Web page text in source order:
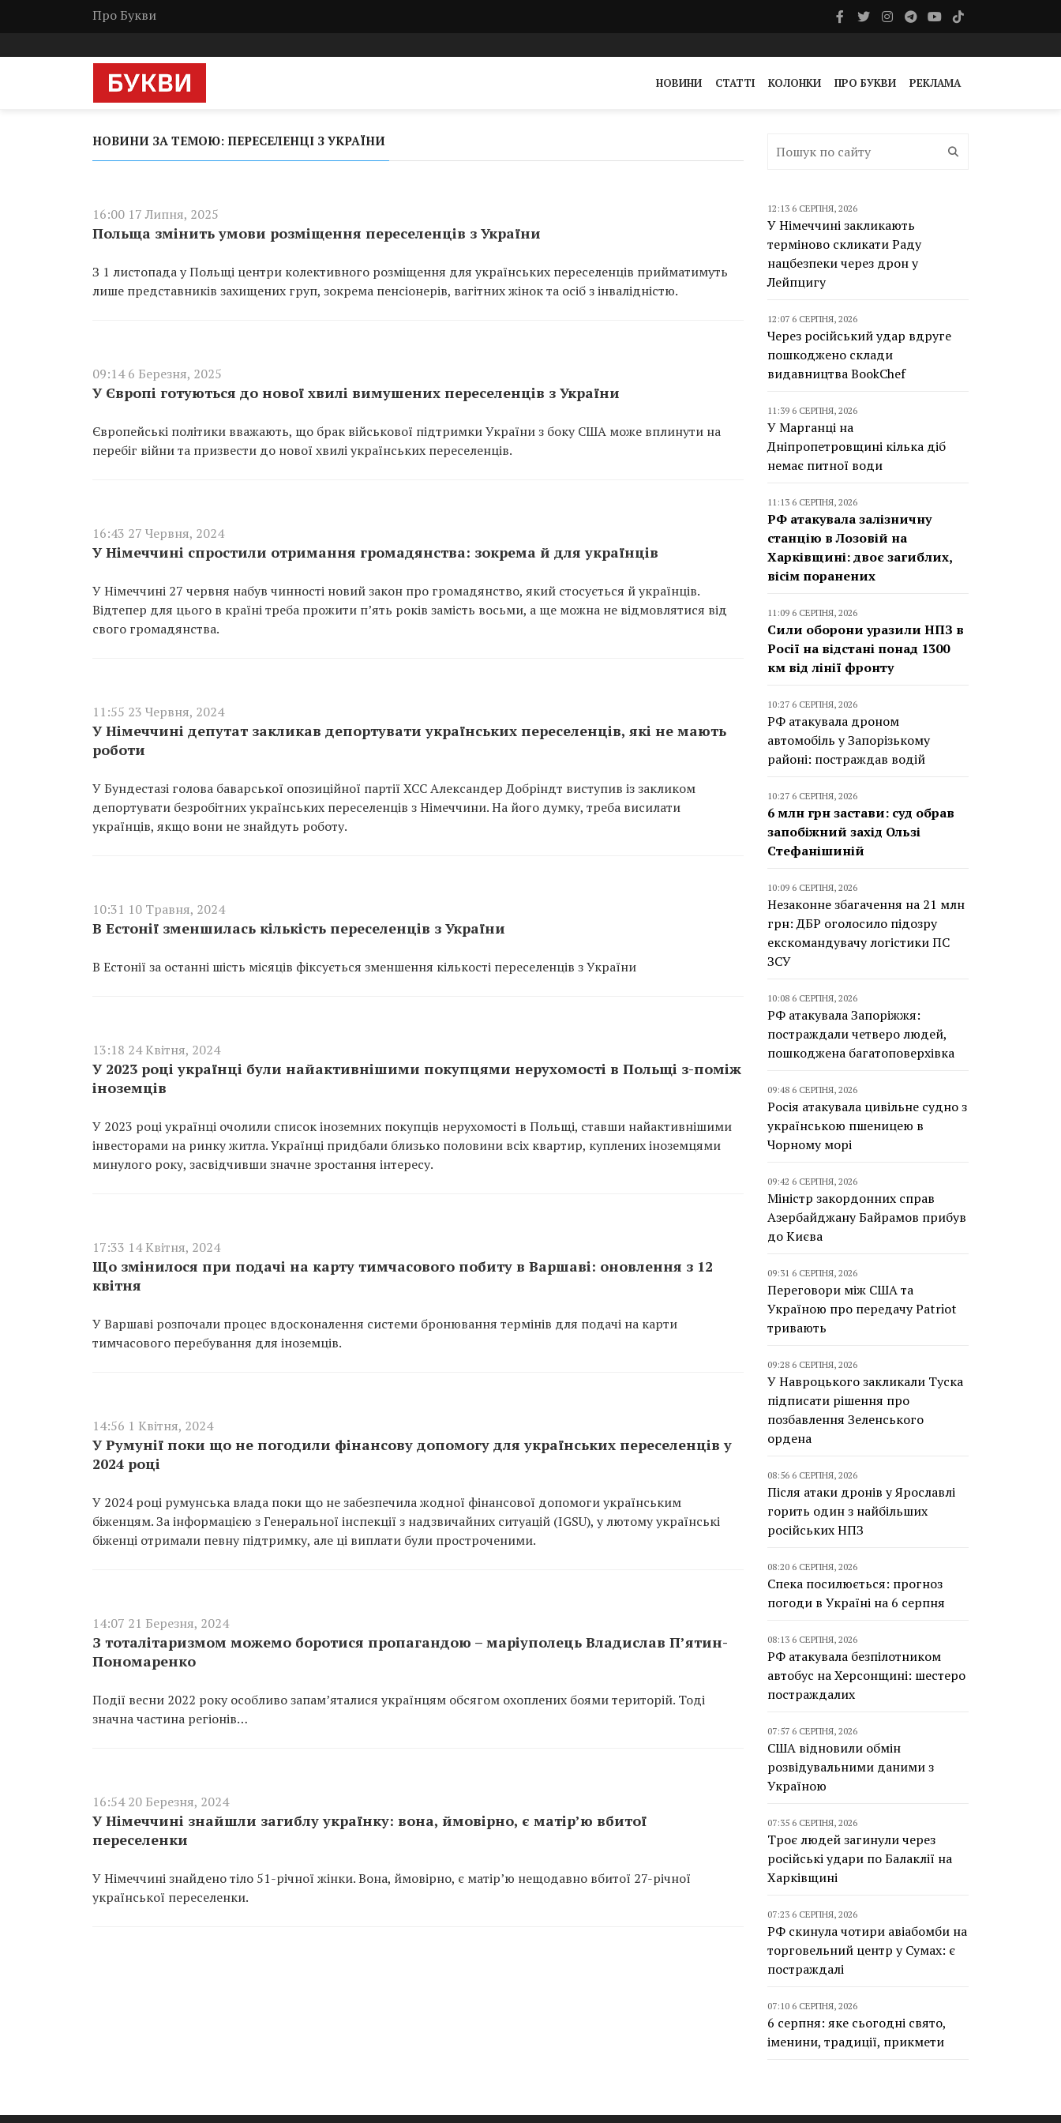
Про Букви
НОВИНИ СТАТТІ КОЛОНКИ ПРО БУКВИ РЕКЛАМА
НОВИНИ ЗА ТЕМОЮ: ПЕРЕСЕЛЕНЦІ З УКРАЇНИ
16:00 17 Липня, 2025
Польща змінить умови розміщення переселенців з України
З 1 листопада у Польщі центри колективного розміщення для українських переселенців прийматимуть
лише представників захищених груп, зокрема пенсіонерів, вагітних жінок та осіб з інвалідністю.
09:14 6 Березня, 2025
У Європі готуються до нової хвилі вимушених переселенців з України
Європейські політики вважають, що брак військової підтримки України з боку США може вплинути на
перебіг війни та призвести до нової хвилі українських переселенців.
16:43 27 Червня, 2024
У Німеччині спростили отримання громадянства: зокрема й для українців
У Німеччині 27 червня набув чинності новий закон про громадянство, який стосується й українців.
Відтепер для цього в країні треба прожити п’ять років замість восьми, а ще можна не відмовлятися від
свого громадянства.
11:55 23 Червня, 2024
У Німеччині депутат закликав депортувати українських переселенців, які не мають
роботи
У Бундестазі голова баварської опозиційної партії ХСС Александер Добріндт виступив із закликом
депортувати безробітних українських переселенців з Німеччини. На його думку, треба висилати
українців, якщо вони не знайдуть роботу.
10:31 10 Травня, 2024
В Естонії зменшилась кількість переселенців з України
В Естонії за останні шість місяців фіксується зменшення кількості переселенців з України
13:18 24 Квітня, 2024
У 2023 році українці були найактивнішими покупцями нерухомості в Польщі з-поміж
іноземців
У 2023 році українці очолили список іноземних покупців нерухомості в Польщі, ставши найактивнішими
інвесторами на ринку житла. Українці придбали близько половини всіх квартир, куплених іноземцями
минулого року, засвідчивши значне зростання інтересу.
17:33 14 Квітня, 2024
Що змінилося при подачі на карту тимчасового побиту в Варшаві: оновлення з 12
квітня
У Варшаві розпочали процес вдосконалення системи бронювання термінів для подачі на карти
тимчасового перебування для іноземців.
14:56 1 Квітня, 2024
У Румунії поки що не погодили фінансову допомогу для українських переселенців у
2024 році
У 2024 році румунська влада поки що не забезпечила жодної фінансової допомоги українським
біженцям. За інформацією з Генеральної інспекції з надзвичайних ситуацій (IGSU), у лютому українські
біженці отримали певну підтримку, але ці виплати були простроченими.
14:07 21 Березня, 2024
З тоталітаризмом можемо боротися пропагандою – маріуполець Владислав П’ятин-
Пономаренко
Події весни 2022 року особливо запам’яталися українцям обсягом охоплених боями територій. Тоді
значна частина регіонів…
16:54 20 Березня, 2024
У Німеччині знайшли загиблу українку: вона, ймовірно, є матір’ю вбитої
переселенки
У Німеччині знайдено тіло 51-річної жінки. Вона, ймовірно, є матір’ю нещодавно вбитої 27-річної
української переселенки.
12:13 6 СЕРПНЯ, 2026
У Німеччині закликають
терміново скликати Раду
нацбезпеки через дрон у
Лейпцигу
12:07 6 СЕРПНЯ, 2026
Через російський удар вдруге
пошкоджено склади
видавництва BookChef
11:39 6 СЕРПНЯ, 2026
У Марганці на
Дніпропетровщині кілька діб
немає питної води
11:13 6 СЕРПНЯ, 2026
РФ атакувала залізничну
станцію в Лозовій на
Харківщині: двоє загиблих,
вісім поранених
11:09 6 СЕРПНЯ, 2026
Сили оборони уразили НПЗ в
Росії на відстані понад 1300
км від лінії фронту
10:27 6 СЕРПНЯ, 2026
РФ атакувала дроном
автомобіль у Запорізькому
районі: постраждав водій
10:27 6 СЕРПНЯ, 2026
6 млн грн застави: суд обрав
запобіжний захід Ользі
Стефанішиній
10:09 6 СЕРПНЯ, 2026
Незаконне збагачення на 21 млн
грн: ДБР оголосило підозру
екскомандувачу логістики ПС
ЗСУ
10:08 6 СЕРПНЯ, 2026
РФ атакувала Запоріжжя:
постраждали четверо людей,
пошкоджена багатоповерхівка
09:48 6 СЕРПНЯ, 2026
Росія атакувала цивільне судно з
українською пшеницею в
Чорному морі
09:42 6 СЕРПНЯ, 2026
Міністр закордонних справ
Азербайджану Байрамов прибув
до Києва
09:31 6 СЕРПНЯ, 2026
Переговори між США та
Україною про передачу Patriot
тривають
09:28 6 СЕРПНЯ, 2026
У Навроцького закликали Туска
підписати рішення про
позбавлення Зеленського
ордена
08:56 6 СЕРПНЯ, 2026
Після атаки дронів у Ярославлі
горить один з найбільших
російських НПЗ
08:20 6 СЕРПНЯ, 2026
Спека посилюється: прогноз
погоди в Україні на 6 серпня
08:13 6 СЕРПНЯ, 2026
РФ атакувала безпілотником
автобус на Херсонщині: шестеро
постраждалих
07:57 6 СЕРПНЯ, 2026
США відновили обмін
розвідувальними даними з
Україною
07:35 6 СЕРПНЯ, 2026
Троє людей загинули через
російські удари по Балаклії на
Харківщині
07:23 6 СЕРПНЯ, 2026
РФ скинула чотири авіабомби на
торговельний центр у Сумах: є
постраждалі
07:10 6 СЕРПНЯ, 2026
6 серпня: яке сьогодні свято,
іменини, традиції, прикмети